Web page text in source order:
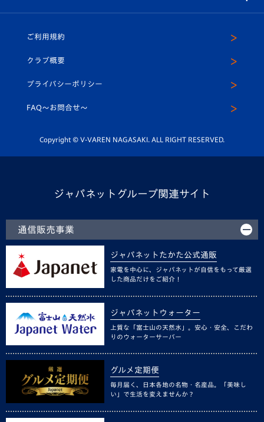
ホームタウン
平和祈念活動
ホームタウン活動
U-18
スクール
ヴィヴィくんインスタグラム
公式LINE＠
ご利用規約
クラブ概要
プライバシーポリシー
FAQ〜お問合せ〜
Copyright © V-VAREN NAGASAKI. ALL RIGHT RESERVED.
ジャパネットグループ関連サイト
通信販売事業
ジャパネットたかた公式通販
家電を中心に、ジャパネットが自信をもって厳選
した商品だけをご紹介！
ジャパネットウォーター
上質な「富士山の天然水」。安心・安全、こだわ
りのウォーターサーバー
グルメ定期便
毎月届く、日本各地の名物・名産品。「美味し
い」で生活を変えませんか？